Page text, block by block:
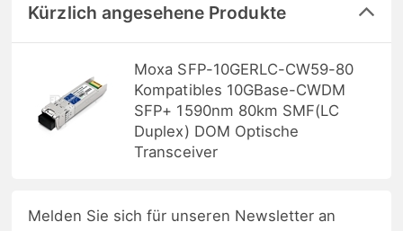
Kürzlich angesehene Produkte
Moxa SFP-10GERLC-CW59-80
Kompatibles 10GBase-CWDM
SFP+ 1590nm 80km SMF(LC
Duplex) DOM Optische
Transceiver
Melden Sie sich für unseren Newsletter an